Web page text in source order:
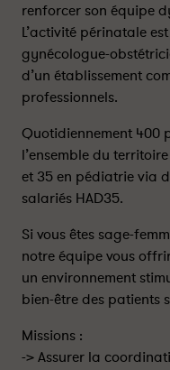
renforcer son équipe
L’activité périnatale
gynécologue-
d’un établissement
professionnels.
Quotidiennement 400
l’ensemble du
et 35 en pédiatrie via
salariés HAD35.
Si vous êtes sage-
notre équipe vous
un environnement
bien-être des patients
Missions :
-> Assurer la